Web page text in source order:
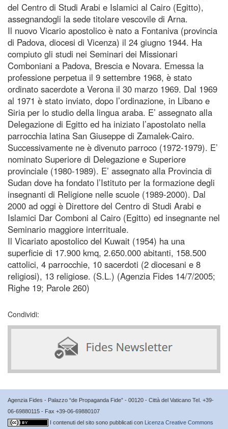
del Centro di Studi Arabi e Islamici al Cairo (Egitto),
assegnandogli la sede titolare vescovile di Arna.
Il nuovo Vicario apostolico è nato a Fontaniva (provincia
di Padova, diocesi di Vicenza) il 24 giugno 1944. Ha
compiuto gli studi nei Seminari dei Missionari
Comboniani a Padova, Brescia e Novara. Emessa la
professione perpetua il 9 settembre 1968, è stato
ordinato sacerdote a Verona il 30 marzo 1969. Dal 1969
al 1971 è stato inviato, dopo l’ordinazione, in Libano e
Siria per lo studio della lingua araba. E’ assegnato alla
Delegazione di Egitto ed ha iniziato l’apostolato nella
parrocchia latina San Giuseppe di Zamalek-Cairo.
Successivamente ne è divenuto parroco (1972-1979). E’
nominato Superiore di Delegazione e Superiore
provinciale (1980-1989). E’ assegnato alla Provincia di
Sudan dove ha fondato l’Istituto per la formazione degli
insegnanti di Religione nelle scuole (1989-2000). Dal
2000 ad oggi è Direttore del Centro di Studi Arabi e
Islamici Dar Comboni al Cairo (Egitto) ed insegnante nel
Seminario maggiore interrituale.
Il Vicariato apostolico del Kuwait (1954) ha una
superficie di 17.900 kmq, 2.650.000 abitanti, 158.500
cattolici, 4 parrocchie, 10 sacerdoti (2 diocesani e 8
religiosi), 13 religiose. (S.L.) (Agenzia Fides 14/7/2005;
Righe 19; Parole 260)
Condividi:
Agenzia Fides - Palazzo “de Propaganda Fide” - 00120 - Città del Vaticano Tel. +39-
06-69880115 - Fax +39-06-69880107
I contenuti del sito sono pubblicati con Licenza Creative Commons